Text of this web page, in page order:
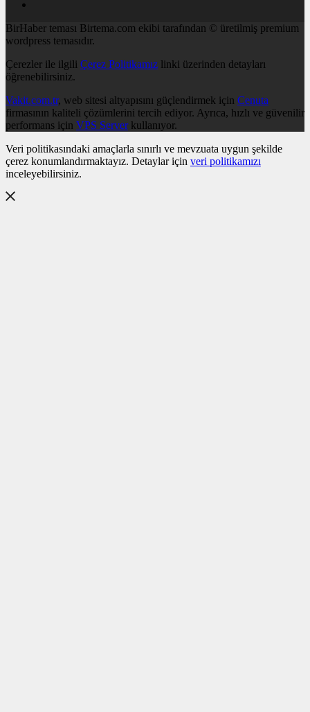
BirHaber teması Birtema.com ekibi tarafından © üretilmiş premium
wordpress temasıdır.
Çerezler ile ilgili Çerez Politikamız linki üzerinden detayları
öğrenebilirsiniz.
Vakit.com.tr, web sitesi altyapısını güçlendirmek için Cenuta
firmasının kaliteli çözümlerini tercih ediyor. Ayrıca, hızlı ve güvenilir
performans için VPS Serverkullanıyor.
Veri politikasındaki amaçlarla sınırlı ve mevzuata uygun şekilde
çerez konumlandırmaktayız. Detaylar için veri politikamızı
inceleyebilirsiniz.